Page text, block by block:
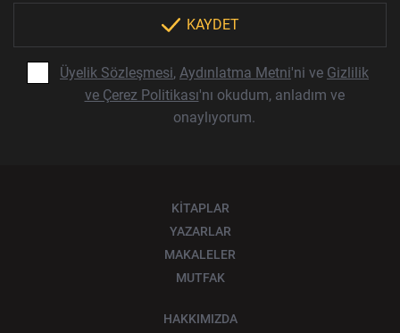
KAYDET
Üyelik Sözleşmesi, Aydınlatma Metni'ni ve Gizlilik
ve Çerez Politikası'nı okudum, anladım ve
onaylıyorum.
KİTAPLAR
YAZARLAR
MAKALELER
MUTFAK
HAKKIMIZDA